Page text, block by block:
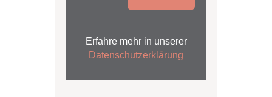
Erfahre mehr in unserer
Datenschutzerklärung